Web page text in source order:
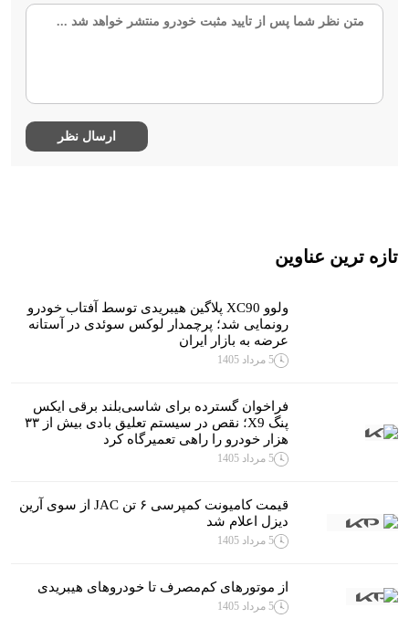
تازه ترین عناوین
ولوو XC90 پلاگین هیبریدی توسط آفتاب خودرو
رونمایی شد؛ پرچمدار لوکس سوئدی در آستانه
عرضه به بازار ایران
5 مرداد 1405
فراخوان گسترده برای شاسی‌بلند برقی ایکس
پنگ X9؛ نقص در سیستم تعلیق بادی بیش از ۳۳
هزار خودرو را راهی تعمیرگاه کرد‌
5 مرداد 1405
قیمت کامیونت کمپرسی ۶ تن JAC از سوی آرین
دیزل اعلام شد
5 مرداد 1405
از موتورهای کم‌مصرف تا خودروهای هیبریدی
5 مرداد 1405